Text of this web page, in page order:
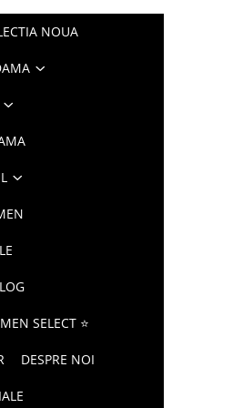
NOUA
SELECT ⭐
DESPRE NOI